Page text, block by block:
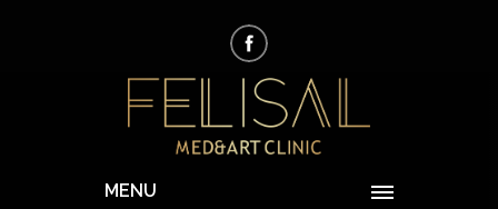
MENU